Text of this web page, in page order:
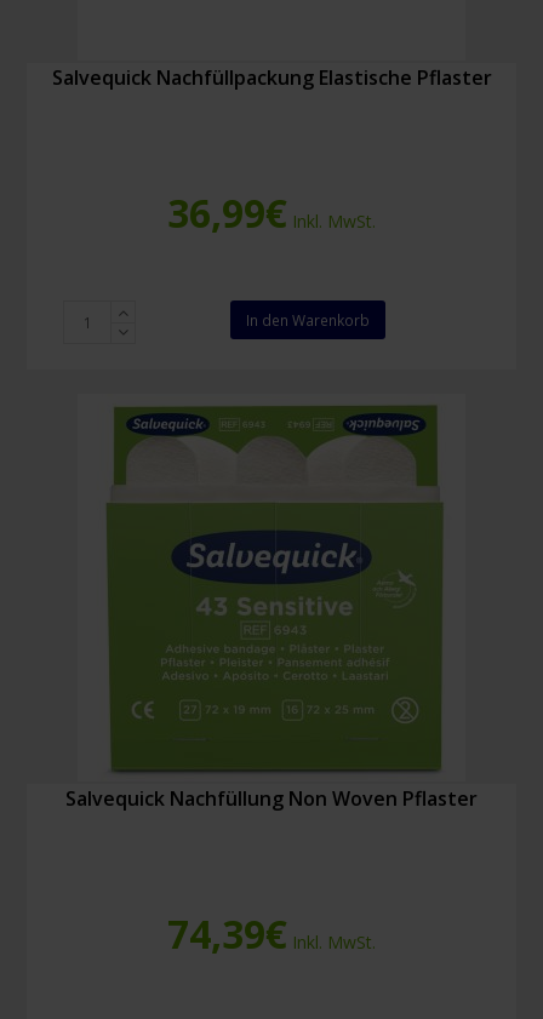
Salvequick Nachfüllpackung Elastische Pflaster
36,99€ Inkl. MwSt.
Salvequick
Nachfüllpackung
In den Warenkorb
Salvequick Nachfüllung Non Woven Pflaster
74,39€ Inkl. MwSt.